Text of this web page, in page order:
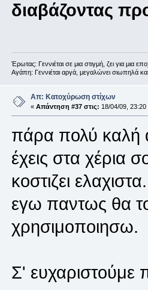
διαβάζοντας
Έρωτας: Γεννιέται σε μια στιγμή, ζει για μια
Αγάπη: Γεννιέται αργά, μεγαλώνει σιωπηλά
Απ: Κατοχύρωση στίχων
« Απάντηση #37 στις: 18/04/09, 23:20
πάρα πολύ καλή
έχεις στα χέρια
κοστιζει ελαχιστα.
εγω παντως θα
χρησιμοποιησω.
Σ'